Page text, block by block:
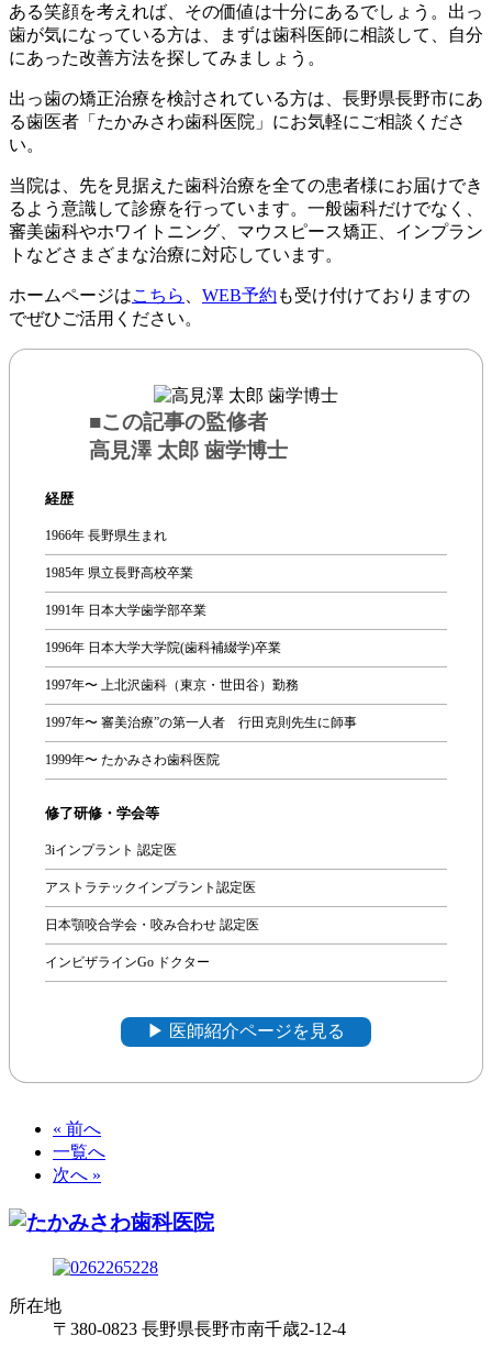
ある笑顔を考えれば、その価値は十分にあるでしょう。出っ
歯が気になっている方は、まずは歯科医師に相談して、自分
にあった改善方法を探してみましょう。
出っ歯の矯正治療を検討されている方は、長野県長野市にあ
る歯医者「たかみさわ歯科医院」にお気軽にご相談くださ
い。
当院は、先を見据えた歯科治療を全ての患者様にお届けでき
るよう意識して診療を行っています。一般歯科だけでなく、
審美歯科やホワイトニング、マウスピース矯正、インプラン
トなどさまざまな治療に対応しています。
ホームページはこちら WEB予約 も受け付けておりますの
でぜひご活用ください。
■この記事の監修者
高見澤 太郎 歯学博士
経歴
1966年 長野県生まれ
1985年 県立長野高校卒業
1991年 日本大学歯学部卒業
1996年 日本大学大学院(歯科補綴学)卒業
1997年〜 上北沢歯科（東京・世田谷）勤務
1997年〜 審美治療”の第一人者 行田克則先生に師事
1999年〜 たかみさわ歯科医院
修了研修・学会等
3iインプラント 認定医
アストラテックインプラント認定医
日本顎咬合学会・咬み合わせ 認定医
インビザラインGo ドクター
▶︎ 医師紹介ページを見る
« 前へ
一覧へ
次へ »
所在地
〒380-0823 長野県長野市南千歳2-12-4